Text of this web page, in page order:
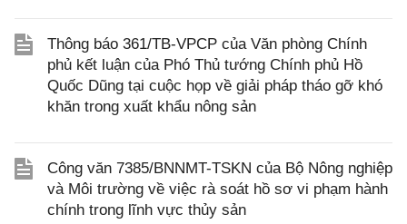
Thông báo 361/TB-VPCP của Văn phòng Chính
phủ kết luận của Phó Thủ tướng Chính phủ Hồ
Quốc Dũng tại cuộc họp về giải pháp tháo gỡ khó
khăn trong xuất khẩu nông sản
Công văn 7385/BNNMT-TSKN của Bộ Nông nghiệp
và Môi trường về việc rà soát hồ sơ vi phạm hành
chính trong lĩnh vực thủy sản